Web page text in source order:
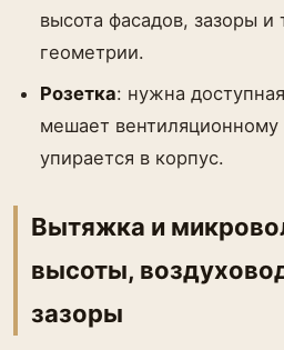
высота фасадов, зазоры и
геометрии.
Розетка: нужна
мешает вентиляционному
упирается в корпус.
Вытяжка и
высоты,
зазоры